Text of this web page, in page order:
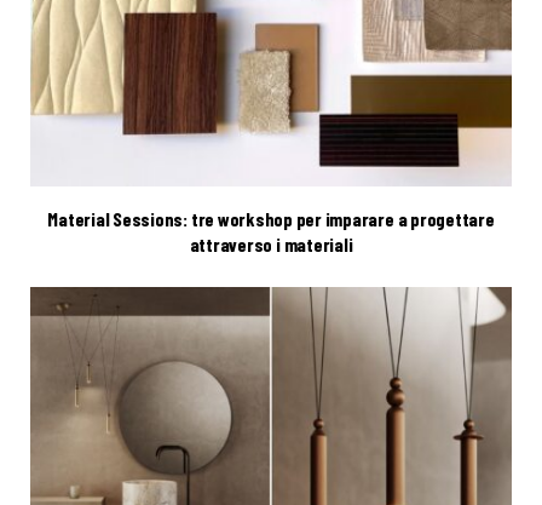
Material Sessions: tre workshop per imparare a progettare
attraverso i materiali